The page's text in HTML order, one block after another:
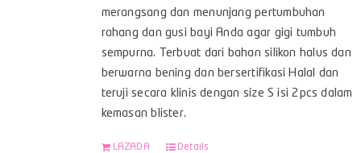
merangsang dan menunjang pertumbuhan
rahang dan gusi bayi Anda agar gigi tumbuh
sempurna. Terbuat dari bahan silikon halus dan
berwarna bening dan bersertifikasi Halal dan
teruji secara klinis dengan size S isi 2pcs dalam
kemasan blister.
LAZADA Details